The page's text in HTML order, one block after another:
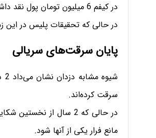
در کیفم 6 میلیون تومان پول نقد داشتم.
در حالی که تحقیقات پلیس در این
پایان سرقت‌های سریالی
سرقت کرده‌اند.
مانع فرار یکی از آنها شود.